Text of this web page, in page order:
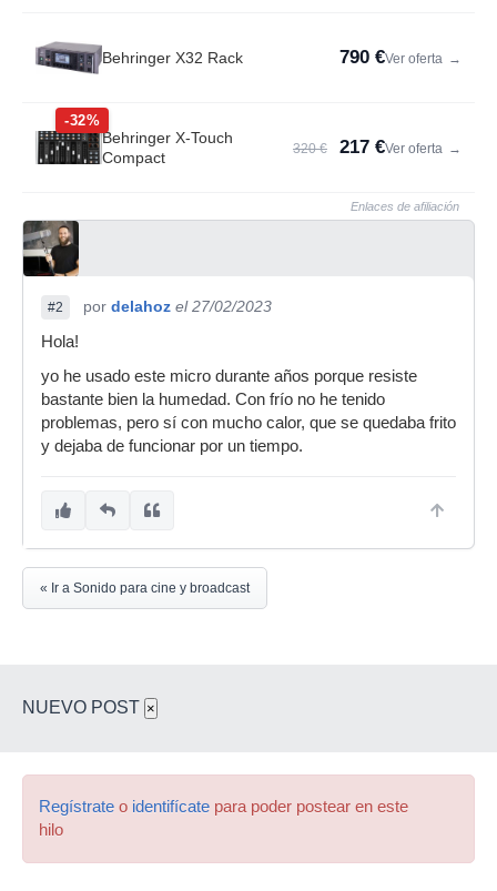
Behringer X32 Rack 790 €Ver oferta →
-32%
Behringer X-Touch
Compact
320 € 217 €Ver oferta →
Enlaces de afiliación
#2 por delahoz el 27/02/2023
Hola!
yo he usado este micro durante años porque resiste
bastante bien la humedad. Con frío no he tenido
problemas, pero sí con mucho calor, que se quedaba frito
y dejaba de funcionar por un tiempo.
« Ir a Sonido para cine y broadcast
NUEVO POST ×
Regístrate o identifícate para poder postear en este
hilo